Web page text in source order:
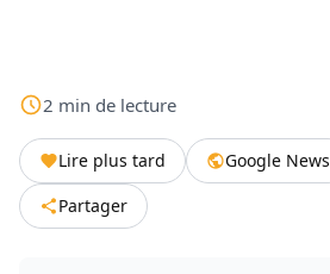
2 min de lecture
Lire plus tard Google News
Partager